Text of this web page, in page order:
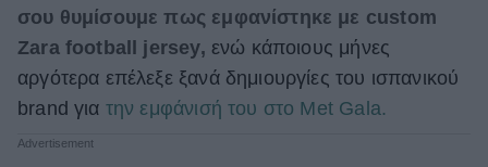
Market News
σου θυμίσουμε πως εμφανίστηκε με custom
Zara football jersey, ενώ κάποιους μήνες
αργότερα επέλεξε ξανά δημιουργίες του ισπανικού
brand για την εμφάνισή του στο Met Gala.